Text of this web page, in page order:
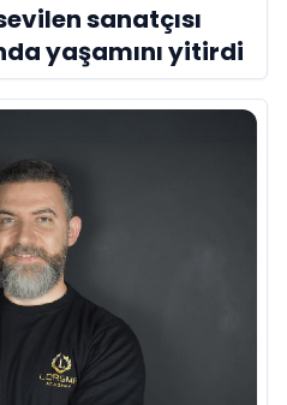
sanatçısı
yaşamını yitirdi